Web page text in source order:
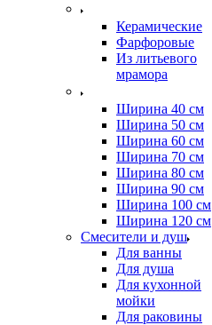
Керамические
Фарфоровые
Из литьевого
мрамора
Ширина 40 см
Ширина 50 см
Ширина 60 см
Ширина 70 см
Ширина 80 см
Ширина 90 см
Ширина 100 см
Ширина 120 см
Смесители и душ
Для ванны
Для душа
Для кухонной
мойки
Для раковины